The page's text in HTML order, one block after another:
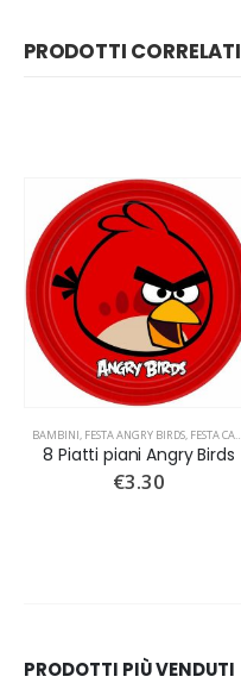
PRODOTTI CORRELATI
BAMBINI, FESTA ANGRY BIRDS, FESTA CARTONI ANIMATI
8 Piatti piani Angry Birds
€3.30
PRODOTTI PIÙ VENDUTI